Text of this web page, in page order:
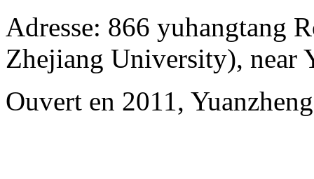
Adresse: 866 yuhangtang
Zhejiang University), near
Ouvert en 2011,